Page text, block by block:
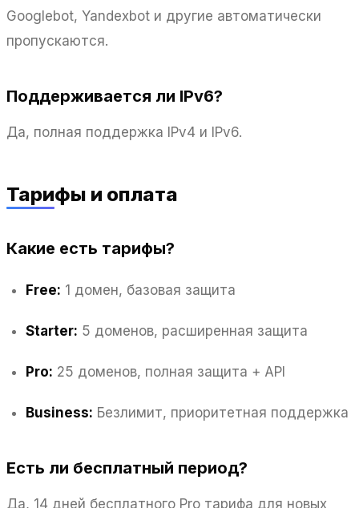
Googlebot, Yandexbot и другие автоматически
пропускаются.
Поддерживается ли IPv6?
Да, полная поддержка IPv4 и IPv6.
Тарифы и оплата
Какие есть тарифы?
Free: 1 домен, базовая защита
Starter: 5 доменов, расширенная защита
Pro: 25 доменов, полная защита + API
Business: Безлимит, приоритетная поддержка
Есть ли бесплатный период?
Да, 14 дней бесплатного Pro тарифа для новых